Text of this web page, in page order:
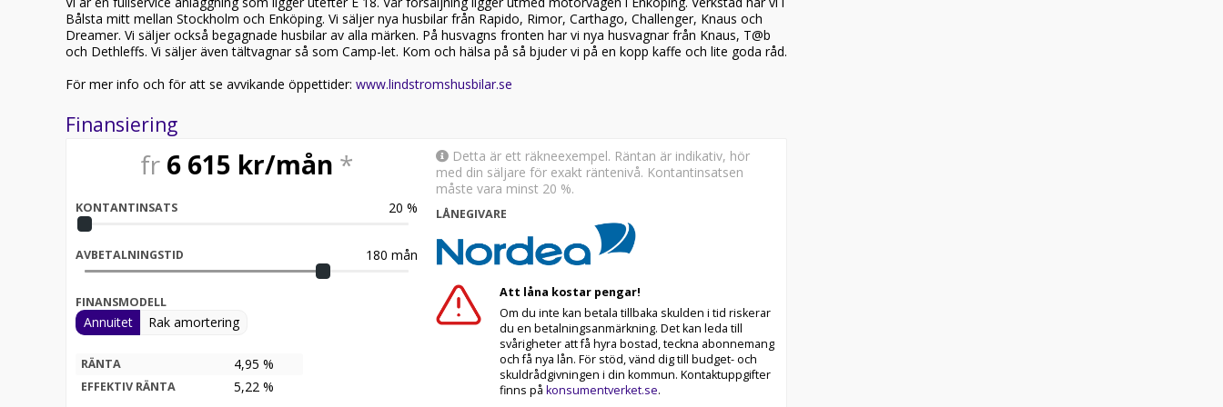
Bålsta mitt mellan Stockholm och Enköping. Vi säljer nya husbilar från Rapido, Rimor, Carthago, Challenger, Knaus och
Dreamer. Vi säljer också begagnade husbilar av alla märken. På husvagns fronten har vi nya husvagnar från Knaus, T@b
och Dethleffs. Vi säljer även tältvagnar så som Camp-let. Kom och hälsa på så bjuder vi på en kopp kaffe och lite goda råd.
För mer info och för att se avvikande öppettider: www.lindstromshusbilar.se
Finansiering
fr 6 615 kr/mån *
KONTANTINSATS 20 %
AVBETALNINGSTID 180 mån
FINANSMODELL
Annuitet Rak amortering
RÄNTA 4,95 %
EFFEKTIV RÄNTA 5,22 %
Detta är ett räkneexempel. Räntan är indikativ, hör
med din säljare för exakt räntenivå. Kontantinsatsen
måste vara minst 20 %.
LÅNEGIVARE
Att låna kostar pengar!
Om du inte kan betala tillbaka skulden i tid riskerar
du en betalningsanmärkning. Det kan leda till
svårigheter att få hyra bostad, teckna abonnemang
och få nya lån. För stöd, vänd dig till budget- och
skuldrådgivningen i din kommun. Kontaktuppgifter
finns på konsumentverket.se.